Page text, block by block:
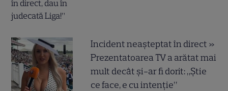
Incident neașteptat în direct »
Prezentatoarea TV a arătat mai
mult decât și-ar fi dorit: „Știe
ce face, e cu intenție”